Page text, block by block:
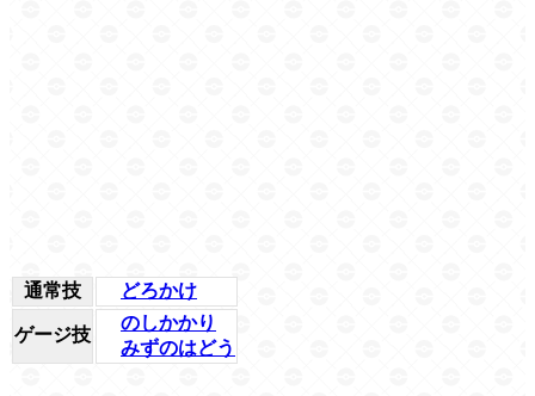
通常技 どろかけ
ゲージ技
のしかかり
みずのはどう